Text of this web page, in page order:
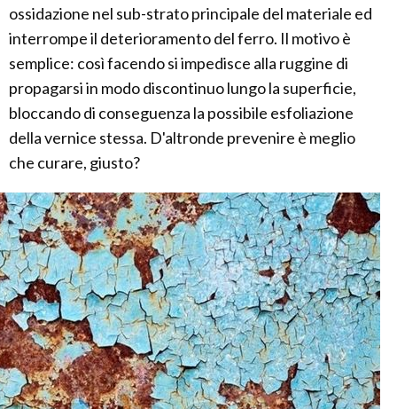
ossidazione nel sub-strato principale del materiale ed
interrompe il deterioramento del ferro. Il motivo è
semplice: così facendo si impedisce alla ruggine di
propagarsi in modo discontinuo lungo la superficie,
bloccando di conseguenza la possibile esfoliazione
della vernice stessa. D'altronde prevenire è meglio
che curare, giusto?